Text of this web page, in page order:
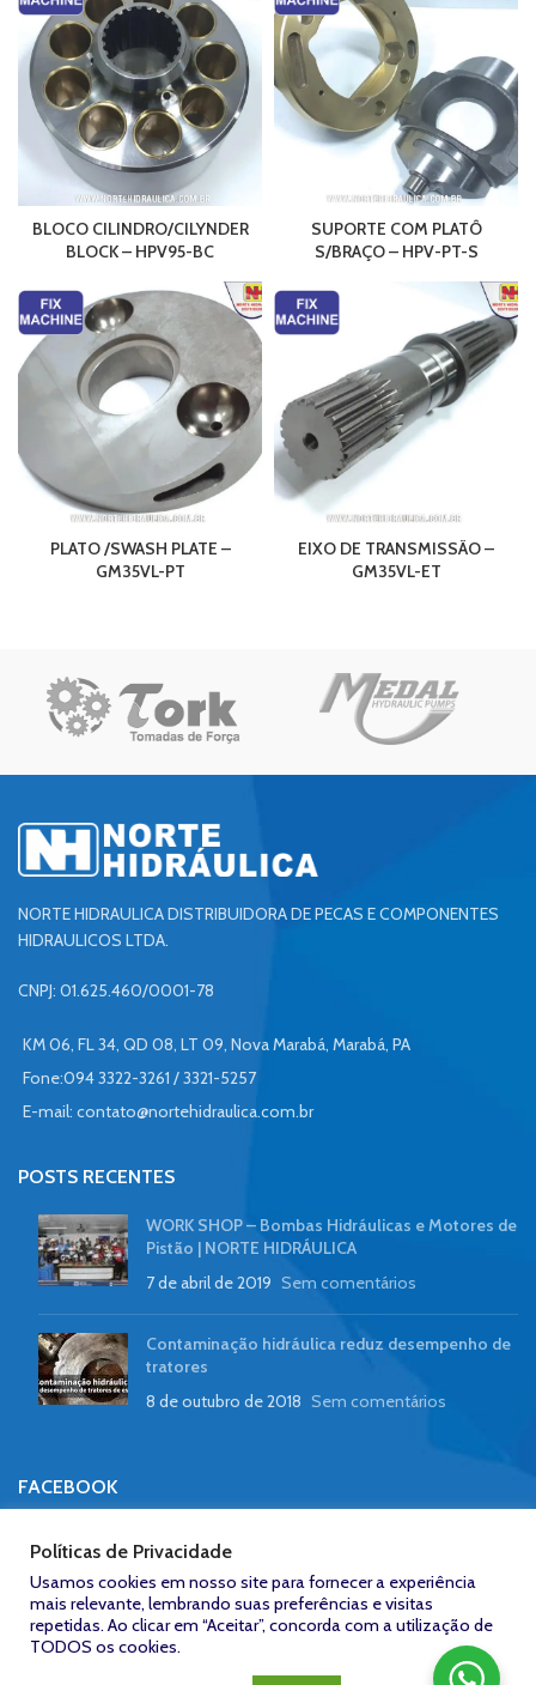
BLOCO CILINDRO/CILYNDER
BLOCK – HPV95-BC
SUPORTE COM PLATÔ
S/BRAÇO – HPV-PT-S
PLATO /SWASH PLATE –
GM35VL-PT
EIXO DE TRANSMISSÃO –
GM35VL-ET
NORTE HIDRAULICA DISTRIBUIDORA DE PECAS E COMPONENTES
HIDRAULICOS LTDA.
CNPJ: 01.625.460/0001-78
KM 06, FL 34, QD 08, LT 09, Nova Marabá, Marabá, PA
Fone:094 3322-3261 / 3321-5257
E-mail: contato@nortehidraulica.com.br
POSTS RECENTES
WORK SHOP – Bombas Hidráulicas e Motores de
Pistão | NORTE HIDRÁULICA
7 de abril de 2019 Sem comentários
Contaminação hidráulica reduz desempenho de
tratores
8 de outubro de 2018 Sem comentários
FACEBOOK
NORTE HIDRÁULICA © 2023 /Desenvolvido por: Agência ZeroumStudio -
Políticas de Privacidade
Usamos cookies em nosso site para fornecer a experiência
mais relevante, lembrando suas preferências e visitas
repetidas. Ao clicar em “Aceitar”, concorda com a utilização de
TODOS os cookies.